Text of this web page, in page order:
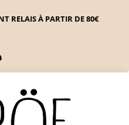
RELAIS À PARTIR DE 80€